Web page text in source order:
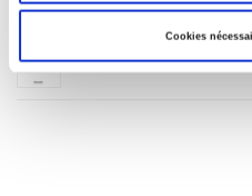
Cookies
Salariés en justice